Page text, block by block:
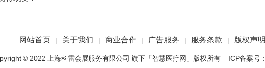
网站首页 | 关于我们 | 商业合作 | 广告服务 | 服务条款 | 版权声明
© 2022 上海科雷会展服务有限公司 旗下「智慧医疗网」版权所有 ICP备案号：